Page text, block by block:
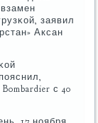
заявил
Аксан
с 40